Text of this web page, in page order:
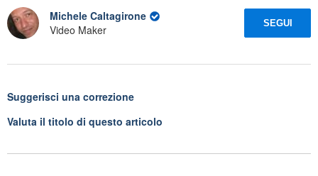
Michele Caltagirone
Video Maker
SEGUI
Suggerisci una correzione
Valuta il titolo di questo articolo